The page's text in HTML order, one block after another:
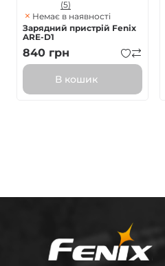
(5)
Немає в наявності
Зарядний пристрій Fenix
ARE-D1
840 грн
В кошик